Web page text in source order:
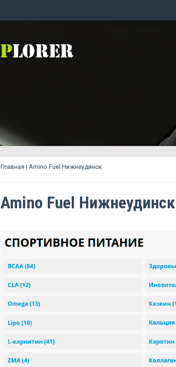
Главная | Amino Fuel Нижнеудинск
Amino Fuel Нижнеудинск